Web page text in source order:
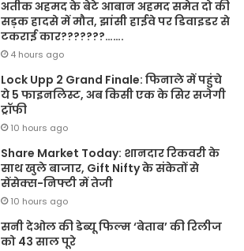
अतीक अहमद के बेटे आबान अहमद समेत दो की
सड़क हादसे में मौत, झांसी हाईवे पर डिवाइडर से
टकराई कार???????…….
4 hours ago
Lock Upp 2 Grand Finale: फिनाले में पहुंचे
ये 5 फाइनलिस्ट, अब किसी एक के सिर सजेगी
ट्रॉफी
10 hours ago
Share Market Today: शानदार रिकवरी के
साथ खुले बाजार, Gift Nifty के संकेतों से
सेंसेक्स-निफ्टी में तेजी
10 hours ago
सनी देओल की डेब्यू फिल्म ‘बेताब’ की रिलीज
को 43 साल पूरे